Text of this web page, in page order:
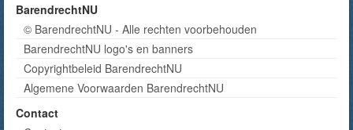
BarendrechtNU
© BarendrechtNU - Alle rechten voorbehouden
BarendrechtNU logo's en banners
Copyrightbeleid BarendrechtNU
Algemene Voorwaarden BarendrechtNU
Contact